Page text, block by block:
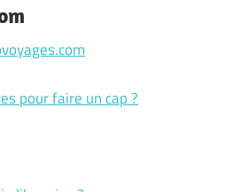
pour faire un cap ?